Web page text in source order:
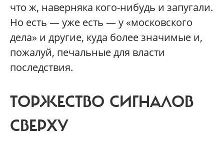
что ж, наверняка кого-нибудь и запугали.
Но есть — уже есть — у «московского
дела» и другие, куда более значимые и,
пожалуй, печальные для власти
последствия.
ТОРЖЕСТВО СИГНАЛОВ
СВЕРХУ